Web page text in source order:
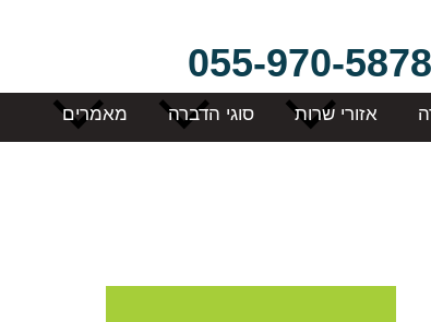
055-970-5878
אזורי שרות סוגי הדברה מאמרים